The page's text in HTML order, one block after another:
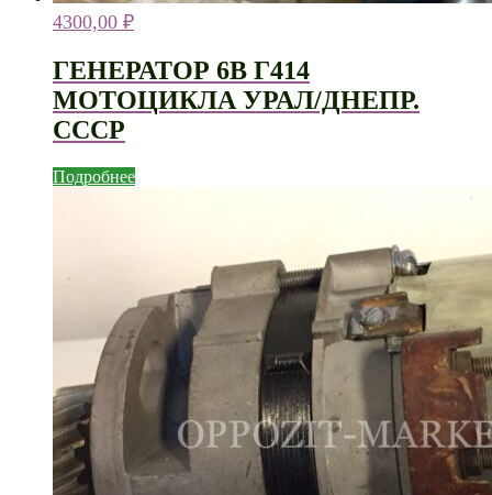
4300,00 ₽
ГЕНЕРАТОР 6В Г414
МОТОЦИКЛА УРАЛ/ДНЕПР.
СССР
Подробнее